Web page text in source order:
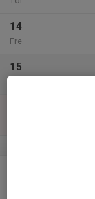
14
Fre
15